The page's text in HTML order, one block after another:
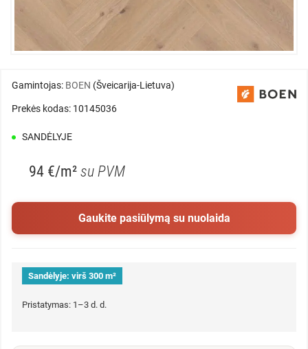
Gamintojas: BOEN (Šveicarija-Lietuva)
Prekės kodas: 10145036
SANDĖLYJE
94 €/m² su PVM
Gaukite pasiūlymą su nuolaida
Sandėlyje: virš 300 m²
Pristatymas: 1–3 d. d.